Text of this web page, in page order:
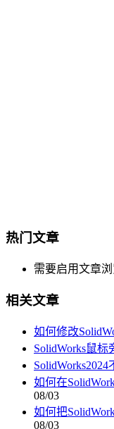
热门文章
需要启用文章
相关文章
如何修改
SolidWorks鼠标
如何在
08/03
如何把
08/03